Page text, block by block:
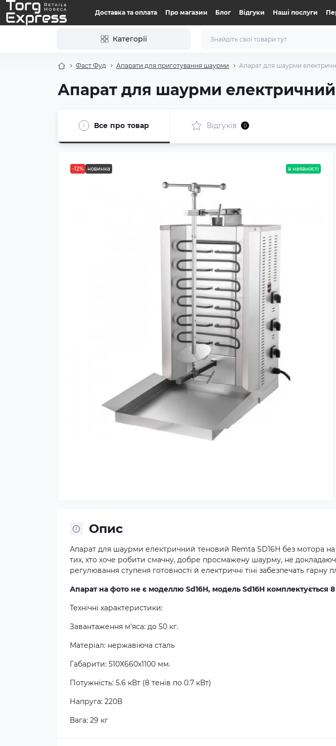
Доставка та оплата Про магазин Блог Відгуки Нашi послуги
Категорії
Фаст Фуд Апарати для приготування шаурми Апарат для шаурми
Апарат для шаурми електричний
Все про товар Відгуків 0
-12% новинка в наявності
Опис
Апарат для шаурми електричний теновий Remta SD16H без мотора
тих, хто хоче робити смачну, добре просмажену шаурму, не
регулювання ступеня готовності й електричні тіні забезпечать
Апарат на фото не є моделлю Sd16H, модель Sd16H комплектується 8
Технічні характеристики:
Завантаження м'яса: до 50 кг.
Матеріал: нержавіюча сталь
Габарити: 510Х660х1100 мм.
Потужність: 5.6 кВт (8 тенів по 0.7 кВт)
Напруга: 220В
Вага: 29 кг